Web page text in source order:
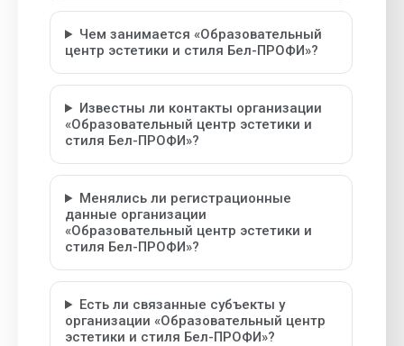
Чем занимается «Образовательный
центр эстетики и стиля Бел-ПРОФИ»?
Известны ли контакты организации
«Образовательный центр эстетики и
стиля Бел-ПРОФИ»?
Менялись ли регистрационные
данные организации
«Образовательный центр эстетики и
стиля Бел-ПРОФИ»?
Есть ли связанные субъекты у
организации «Образовательный центр
эстетики и стиля Бел-ПРОФИ»?